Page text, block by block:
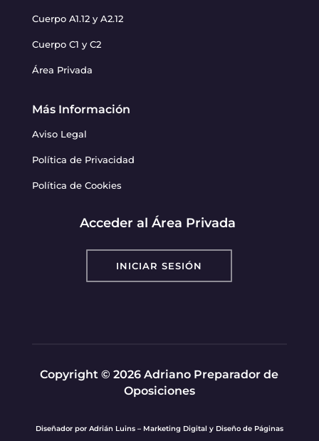
Cuerpo A1.12 y A2.12
Cuerpo C1 y C2
Área Privada
Más Información
Aviso Legal
Política de Privacidad
Política de Cookies
Acceder al Área Privada
INICIAR SESIÓN
Copyright © 2026 Adriano Preparador de
Oposiciones
Diseñador por Adrián Luins – Marketing Digital y Diseño de Páginas